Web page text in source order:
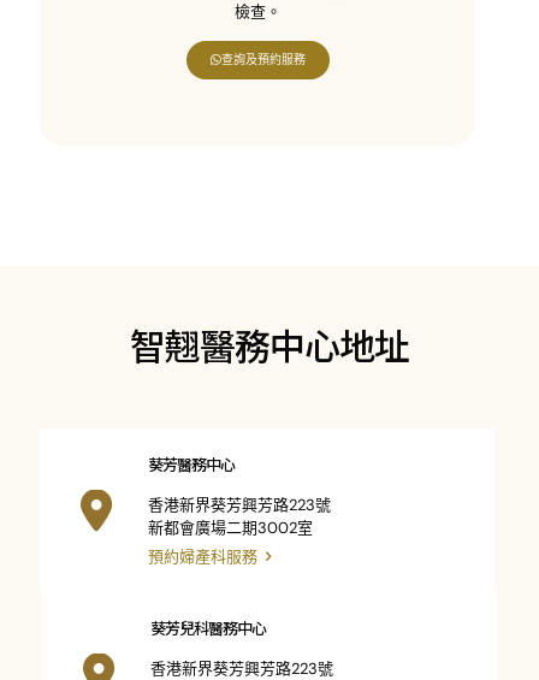
檢查。
查詢及預約服務
智翹醫務中心地址
葵芳醫務中心
香港新界葵芳興芳路223號
新都會廣場二期3002室
預約婦產科服務
葵芳兒科醫務中心
香港新界葵芳興芳路223號